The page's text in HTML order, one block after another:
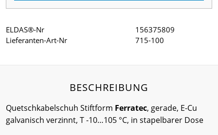
ELDAS®-Nr
156375809
Lieferanten-Art-Nr
715-100
BESCHREIBUNG
Quetschkabelschuh Stiftform Ferratec, gerade, E-Cu
galvanisch verzinnt, T -10…105 °C, in stapelbarer Dose